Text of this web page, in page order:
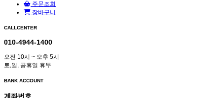
주문조회
장바구니
CALLCENTER
010-4944-1400
오전 10시 ~ 오후 5시
토,일, 공휴일 휴무
BANK ACCOUNT
계좌번호